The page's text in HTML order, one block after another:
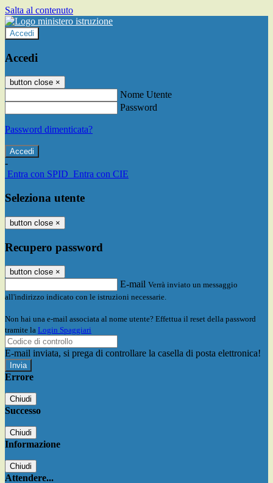
Salta al contenuto
Accedi
Accedi
button close ×
Nome Utente
Password
Password dimenticata?
-
Entra con SPID Entra con CIE
Seleziona utente
button close ×
Recupero password
button close ×
E-mail Verrà inviato un messaggio
all'indirizzo indicato con le istruzioni necessarie.
Non hai una e-mail associata al nome utente? Effettua il reset della password
tramite la Login Spaggiari
E-mail inviata, si prega di controllare la casella di posta elettronica!
Errore
Chiudi
Successo
Chiudi
Informazione
Chiudi
Attendere...